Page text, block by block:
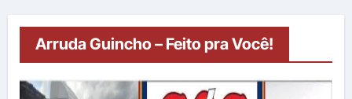
Arruda Guincho – Feito pra Você!